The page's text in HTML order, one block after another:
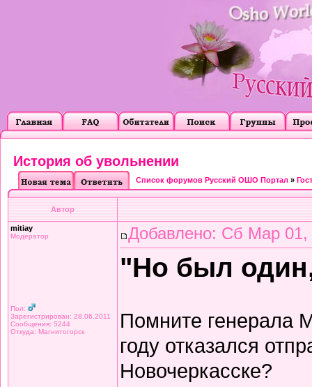
История об увольнении
Список форумов Русский ОШО Портал »
Автор
mitiay
Модератор
Пол:
Зарегистрирован: 28.06.2011
Сообщения: 5244
Откуда: Магнитогорск
Добавлено: Сб Мар 01,
"Но был
Помните генерала
году отказался
Новочеркасске?